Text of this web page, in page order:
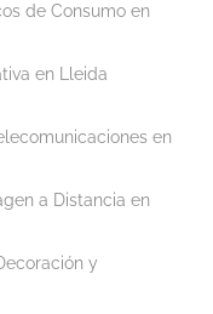
de Consumo en
en Lleida
en
a Distancia en
y